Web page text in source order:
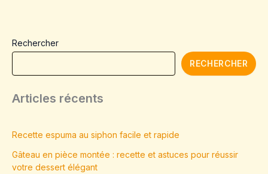
Rechercher
RECHERCHER
Articles récents
Recette espuma au siphon facile et rapide
Gâteau en pièce montée : recette et astuces pour réussir
votre dessert élégant